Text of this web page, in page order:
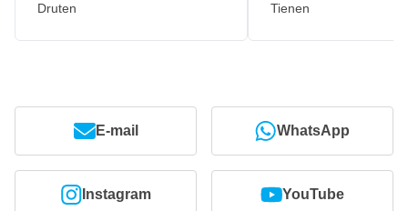
Druten
Tienen
E-mail WhatsApp
Instagram YouTube